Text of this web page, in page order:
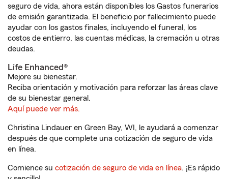
seguro de vida, ahora están disponibles los Gastos funerarios
de emisión garantizada. El beneficio por fallecimiento puede
ayudar con los gastos finales, incluyendo el funeral, los
costos de entierro, las cuentas médicas, la cremación u otras
deudas.
Life Enhanced®
Mejore su bienestar.
Reciba orientación y motivación para reforzar las áreas clave
de su bienestar general.
Aquí puede ver más.
Christina Lindauer en Green Bay, WI, le ayudará a comenzar
después de que complete una cotización de seguro de vida
en línea.
Comience su cotización de seguro de vida en línea. ¡Es rápido